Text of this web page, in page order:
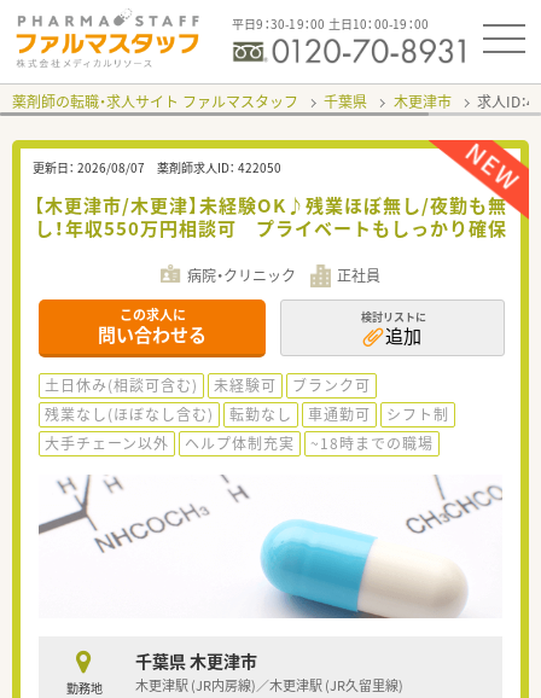
平日9：30-19：00 土日10：00-19：00
薬剤師の転職・求人サイト ファルマスタッフ 千葉県 木更津市 求人ID：
更新日： 2026/08/07 薬剤師求人ID： 422050
【木更津市/木更津】未経験OK♪残業ほぼ無し/夜勤も無
し！年収550万円相談可 プライベートもしっかり確保
病院・クリニック 正社員
この求人に
問い合わせる
検討リストに
追加
土日休み(相談可含む) 未経験可
ブランク可
残業なし(ほぼなし含む)
転勤なし 車通勤可
シフト制
大手チェーン以外
ヘルプ体制充実 ~18時までの職場
勤務地
千葉県 木更津市
木更津駅 (JR内房線)／木更津駅 (JR久留里線)